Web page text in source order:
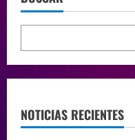
NOTICIAS RECIENTES